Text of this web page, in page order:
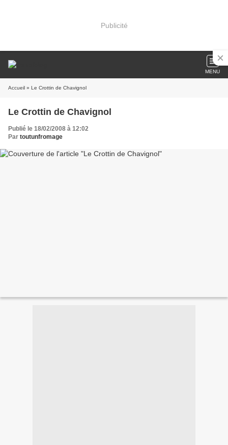
Publicité
MENU
Accueil » Le Crottin de Chavignol
Le Crottin de Chavignol
Publié le 18/02/2008 à 12:02
Par toutunfromage